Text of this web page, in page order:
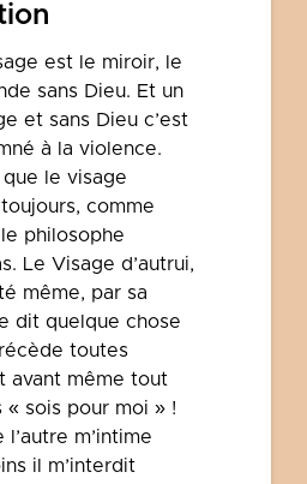
est le miroir,
le
sans Dieu. Et un
et sans Dieu c’est
à la violence.
que le visage
comme
le philosophe
Le Visage d’autrui,
même, par sa
dit quelque chose
toutes
avant même tout
sois pour moi » !
m’intime
il m’interdit